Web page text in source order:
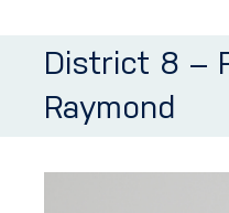
District 8 –
Raymond